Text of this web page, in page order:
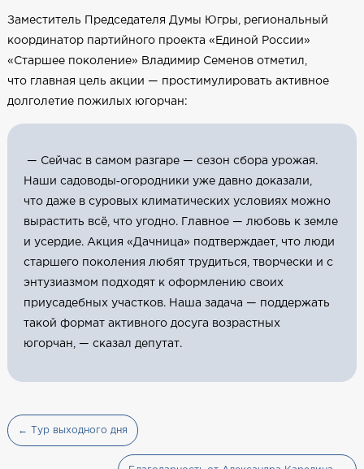
Заместитель Председателя Думы Югры, региональный
координатор партийного проекта «Единой России»
«Старшее поколение» Владимир Семенов отметил,
что главная цель акции — простимулировать активное
долголетие пожилых югорчан:
— Сейчас в самом разгаре — сезон сбора урожая.
Наши садоводы‑огородники уже давно доказали,
что даже в суровых климатических условиях можно
вырастить всё, что угодно. Главное — любовь к земле
и усердие. Акция «Дачница» подтверждает, что люди
старшего поколения любят трудиться, творчески и с
энтузиазмом подходят к оформлению своих
приусадебных участков. Наша задача — поддержать
такой формат активного досуга возрастных
югорчан, — сказал депутат.
← Тур выходного дня